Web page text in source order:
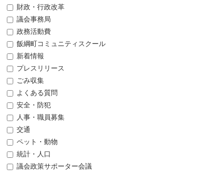
財政・行政改革
議会事務局
政務活動費
飯綱町コミュニティスクール
新着情報
プレスリリース
ごみ収集
よくある質問
安全・防犯
人事・職員募集
交通
ペット・動物
統計・人口
議会政策サポーター会議